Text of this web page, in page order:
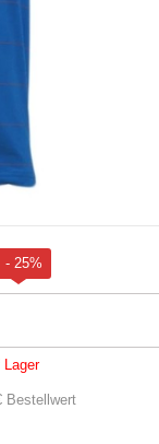
- 25%
Lager
Bestellwert